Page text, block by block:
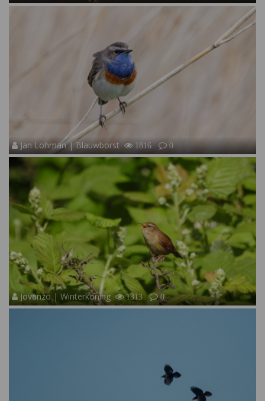
Jan Lohman | Blauwborst 1816 0
Jovanzo | Winterkoning 1313 0